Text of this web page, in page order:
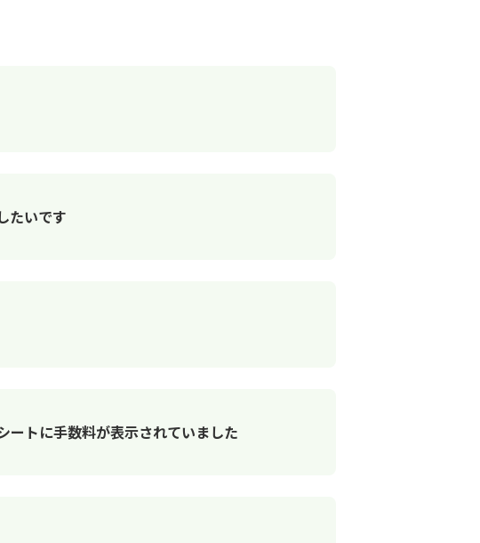
たいです
ートに手数料が表示されていました